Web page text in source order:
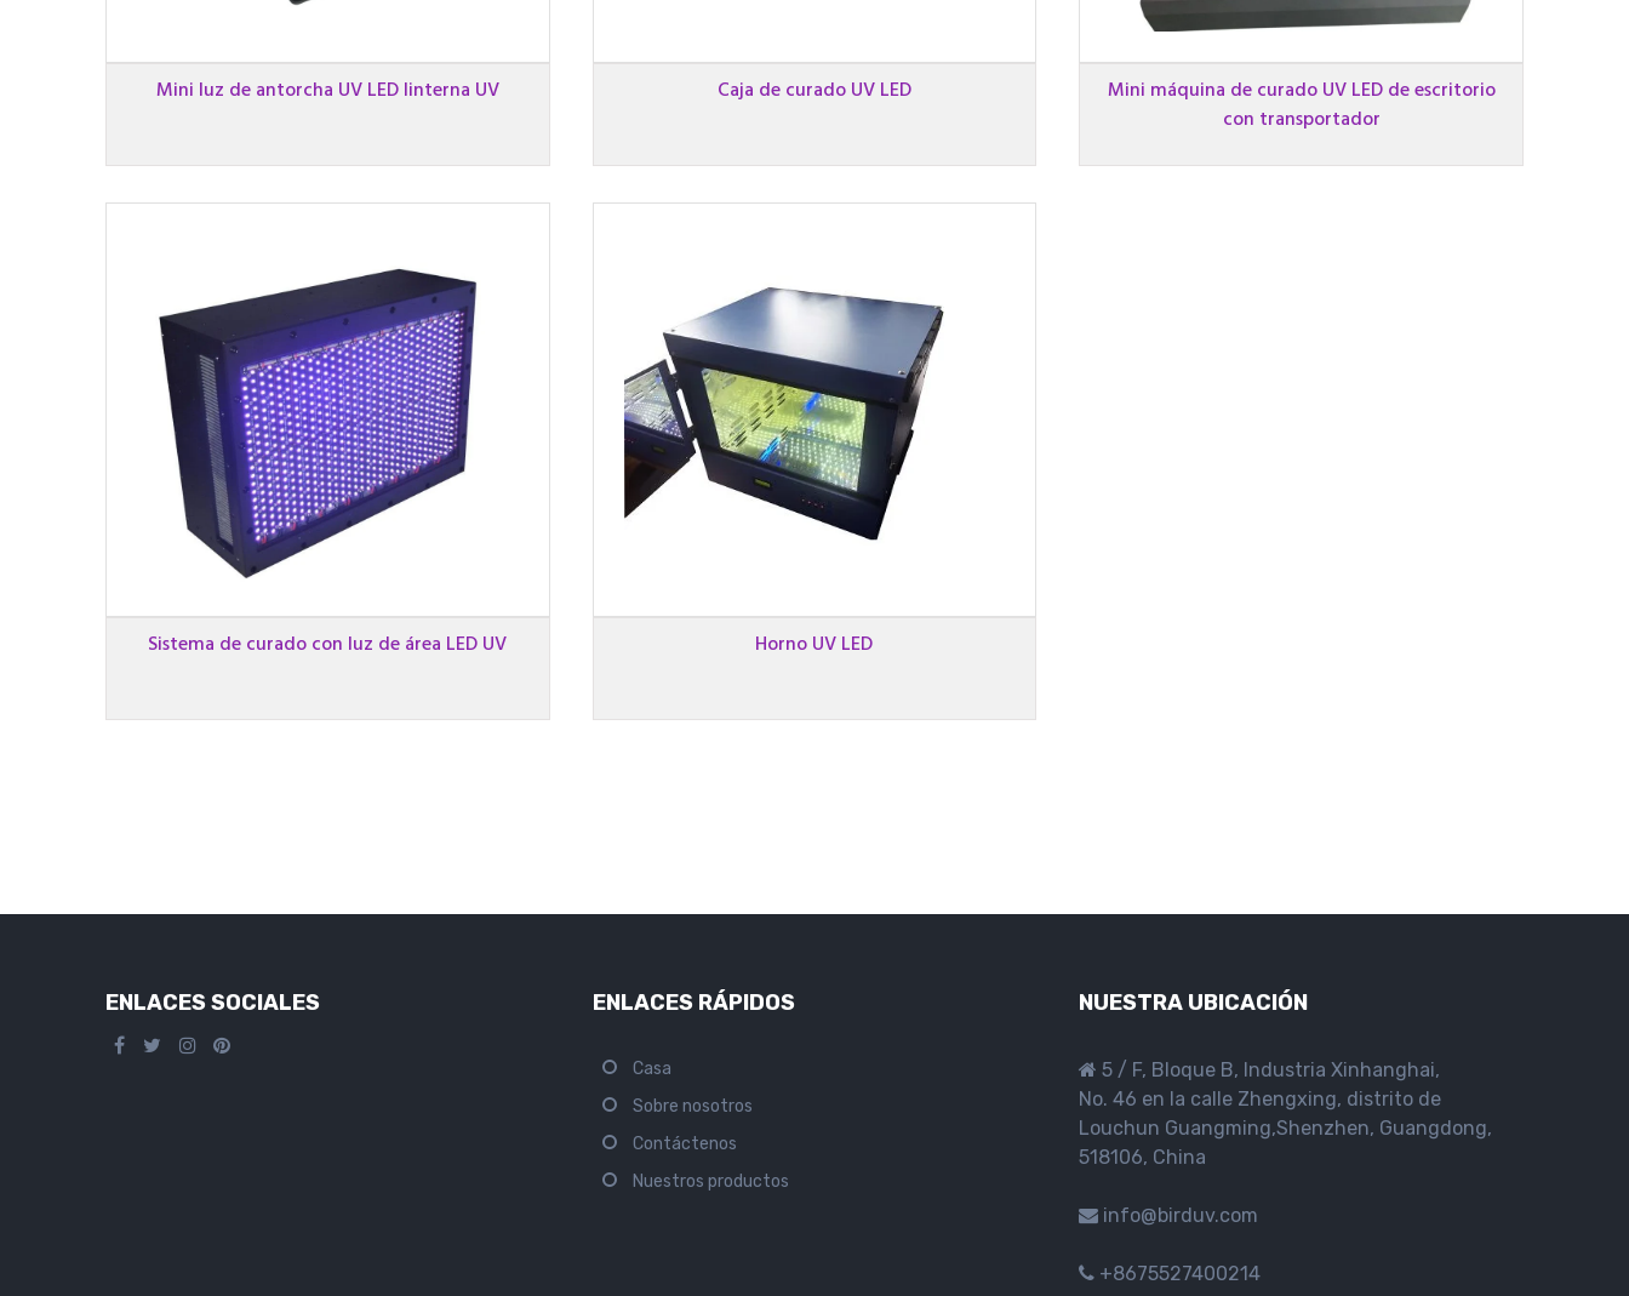
Mini luz de antorcha UV LED linterna UV Caja de curado UV LED
Mini máquina de curado UV LED de escritorio
con transportador
Sistema de curado con luz de área LED UV Horno UV LED
ENLACES SOCIALES ENLACES RÁPIDOS
Casa
Sobre nosotros
Contáctenos
Nuestros productos
NUESTRA UBICACIÓN
5 / F, Bloque B, Industria Xinhanghai,
No. 46 en la calle Zhengxing, distrito de
Louchun Guangming,Shenzhen, Guangdong,
518106, China
info@birduv.com
+8675527400214